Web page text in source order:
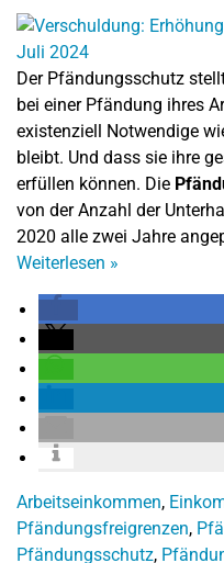
Der Pfändungsschutz
bei einer Pfändung ihres
existenziell Notwendige
bleibt. Und dass sie ihre
erfüllen können. Die
von der Anzahl der
2020 alle zwei Jahre
Weiterlesen »
Arbeitseinkommen,
Pfändungsfreigrenzen,
Pfändungsschutz,